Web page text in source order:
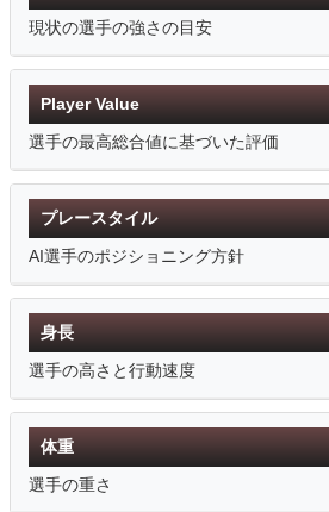
現状の選手の強さの目安
Player Value
選手の最高総合値に基づいた評価
プレースタイル
AI選手のポジショニング方針
身長
選手の高さと行動速度
体重
選手の重さ